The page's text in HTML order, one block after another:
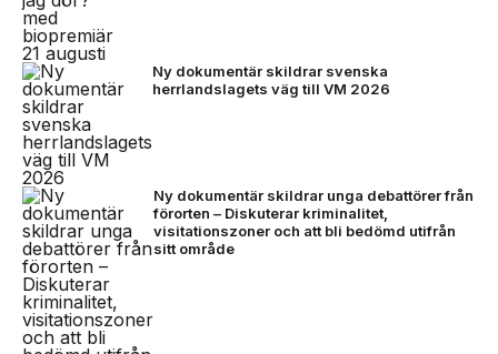
Ny dokumentär skildrar svenska
herrlandslagets väg till VM 2026
Ny dokumentär skildrar unga debattörer från
förorten – Diskuterar kriminalitet,
visitationszoner och att bli bedömd utifrån
sitt område